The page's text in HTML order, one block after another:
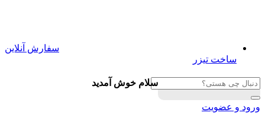
سفارش آنلاین
ساخت تیزر
سلام خوش آمدید
ورود و عضویت